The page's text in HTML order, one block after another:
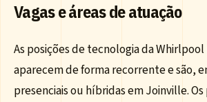
Vagas e áreas de atuação
As posições de tecnologia da Whirlpool
aparecem de forma recorrente e são,
presenciais ou híbridas em Joinville. Os